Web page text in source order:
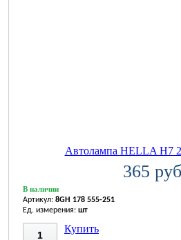
Автолампа HELLA H7
365
В наличии
Артикул: 8GH 178 555-251
Ед. измерения: шт
Купить